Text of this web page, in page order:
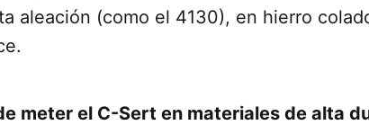
aleación (como el 4130), en hierro
meter el C-Sert en materiales de alta